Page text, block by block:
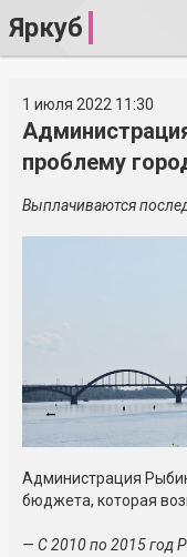
Яркуб
1 июля 2022 11:30
проблему
Выплачиваются
Администрация
бюджета, которая
— С 2010 по 2015 год